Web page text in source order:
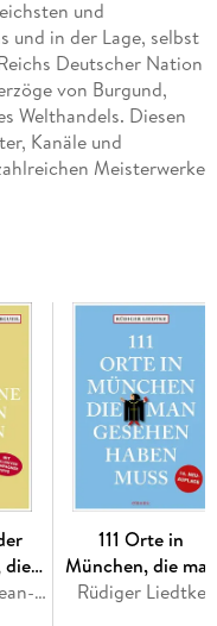
und
und in der Lage, selbst
Deutscher Nation
von Burgund,
Welthandels. Diesen
Kanäle und
Meisterwerke
die
Martin Roos, Jean-Claude Bourgueil
111 Orte in
München, die man
gesehen haben
Rüdiger Liedtke